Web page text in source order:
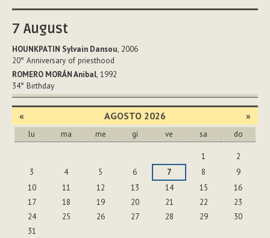
7 August
HOUNKPATIN Sylvain Dansou, 2006
20° Anniversary of priesthood
ROMERO MORÁN Anibal, 1992
34° Birthday
« AGOSTO 2026 »
lu ma me gi ve sa do
1
2
3
4 5 6 7 8
9
10
11 12 13 14 15
16
17
18 19 20 21 22
23
24
25 26 27 28 29
30
31